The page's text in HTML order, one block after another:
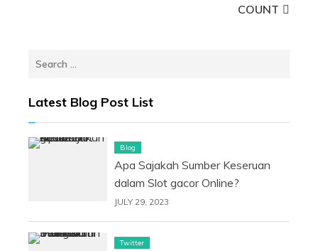
COUNT
Search
Latest Blog Post List
Blog
Apa Sajakah Sumber Keseruan
dalam Slot gacor Online?
JULY 29, 2023
Twitter